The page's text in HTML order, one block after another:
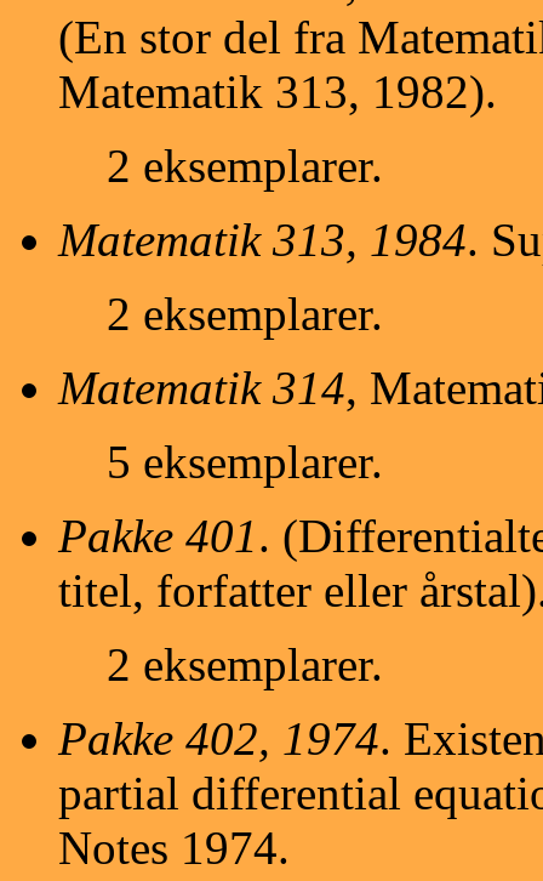
(En stor del fra
Matematik 313, 1982).
2 eksemplarer.
Matematik 313, 1984.
2 eksemplarer.
Matematik 314,
5 eksemplarer.
Pakke 401.
titel, forfatter eller
2 eksemplarer.
Pakke 402, 1974.
partial differential
Notes 1974.